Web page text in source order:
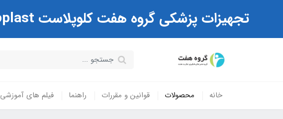
تجهیزات پزشکی گروه هفت کلوپلاست Coloplast ( مرکز تخصصی کیسه های استومی و زخم )
خانه محصولات قوانین و مقررات راهنما فیلم های آموزشی